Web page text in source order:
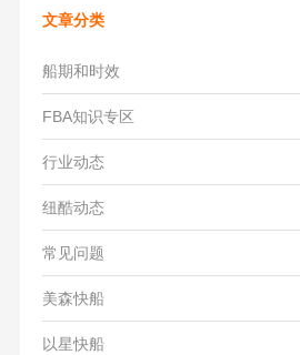
文章分类
船期和时效
FBA知识专区
行业动态
纽酷动态
常见问题
美森快船
以星快船